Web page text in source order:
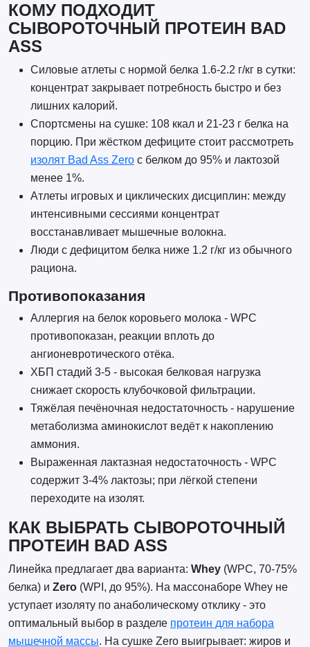
КОМУ ПОДХОДИТ
СЫВОРОТОЧНЫЙ ПРОТЕИН BAD
ASS
Силовые атлеты с нормой белка 1.6-2.2 г/кг в сутки:
концентрат закрывает потребность быстро и без
лишних калорий.
Спортсмены на сушке: 108 ккал и 21-23 г белка на
порцию. При жёстком дефиците стоит рассмотреть
изолят Bad Ass Zeroс белком до 95% и лактозой
менее 1%.
Атлеты игровых и циклических дисциплин: между
интенсивными сессиями концентрат
восстанавливает мышечные волокна.
Люди с дефицитом белка ниже 1.2 г/кг из обычного
рациона.
Противопоказания
Аллергия на белок коровьего молока - WPC
противопоказан, реакции вплоть до
ангионевротического отёка.
ХБП стадий 3-5 - высокая белковая нагрузка
снижает скорость клубочковой фильтрации.
Тяжёлая печёночная недостаточность - нарушение
метаболизма аминокислот ведёт к накоплению
аммония.
Выраженная лактазная недостаточность - WPC
содержит 3-4% лактозы; при лёгкой степени
переходите на изолят.
КАК ВЫБРАТЬ СЫВОРОТОЧНЫЙ
ПРОТЕИН BAD ASS
Линейка предлагает два варианта: Whey(WPC, 70-75%
белка) и Zero(WPI, до 95%). На массонаборе Whey не
уступает изоляту по анаболическому отклику - это
оптимальный выбор в разделе протеин для набора
мышечной массы. На сушке Zero выигрывает: жиров и